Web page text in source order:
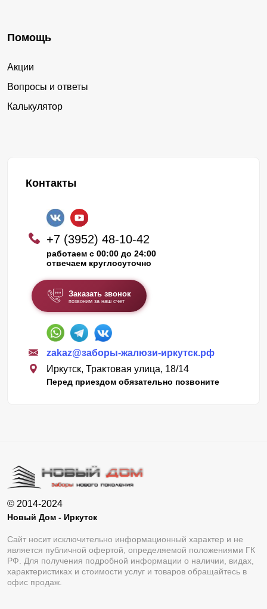
Помощь
Акции
Вопросы и ответы
Калькулятор
Контакты
+7 (3952) 48-10-42
работаем с 00:00 до 24:00
отвечаем круглосуточно
Заказать звонок
позвоним за наш счет
zakaz@заборы-жалюзи-иркутск.рф
Иркутск, Трактовая улица, 18/14
Перед приездом обязательно позвоните
© 2014-2024
Новый Дом - Иркутск
Сайт носит исключительно информационный характер и не
является публичной офертой, определяемой положениями ГК
РФ. Для получения подробной информации о наличии, видах,
характеристиках и стоимости услуг и товаров обращайтесь в
офис продаж.